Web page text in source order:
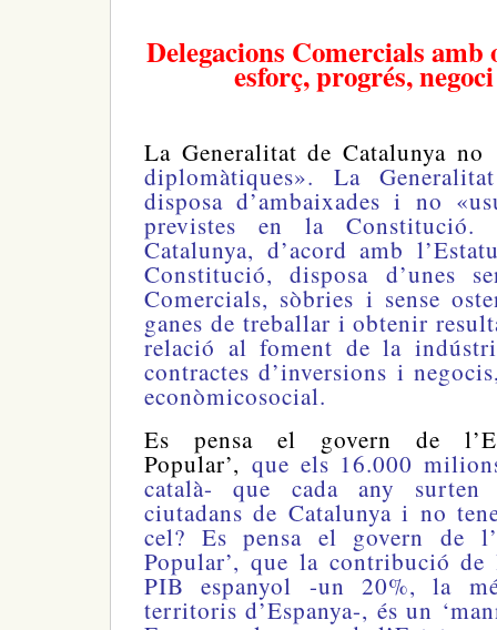
Delegacions Comercials
esforç, progrés,
La Generalitat de Catalunya no
diplomàtiques». La
disposa d’ambaixades i no
previstes en la Constitució.
Catalunya, d’acord amb
Constitució, disposa d’unes
Comercials, sòbries i sense
ganes de treballar i obtenir
relació al foment de la
contractes d’inversions i
econòmicosocial.
Es pensa el govern de
Popular’,que els 16.000
català- que cada any
ciutadans de Catalunya i no
cel? Es pensa el govern de
Popular’, que la contribució
PIB espanyol -un 20%, la
territoris d’Espanya-, és un